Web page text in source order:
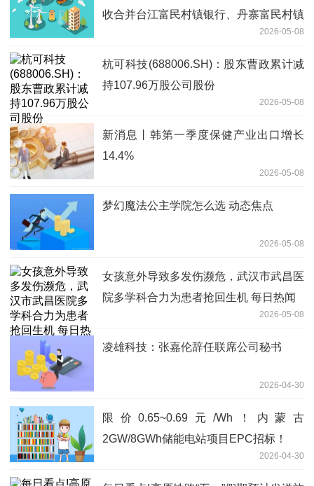
收合并台江富民村镇银行、丹寨富民村镇
2026-05-08
杭可科技(688006.SH)：股东曹政累计减
持107.96万股公司股份
2026-05-08
新消息丨韩第一季度保健产业出口增长
14.4%
2026-05-08
梦幻魔法公主学院怎么选 动态焦点
2026-05-08
女孩意外导致多发伤濒危，武汉市武昌医
院多学科合力为患者抢回生机 每日热闻
2026-05-08
凌雄科技：张嘉伦辞任联席公司秘书
2026-04-30
限价0.65~0.69元/Wh！内蒙古
2GW/8GWh储能电站项目EPC招标！
2026-04-30